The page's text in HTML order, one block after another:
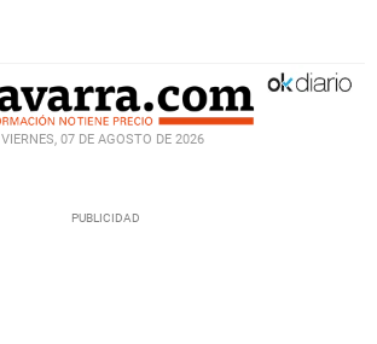
VIERNES, 07 DE AGOSTO DE 2026